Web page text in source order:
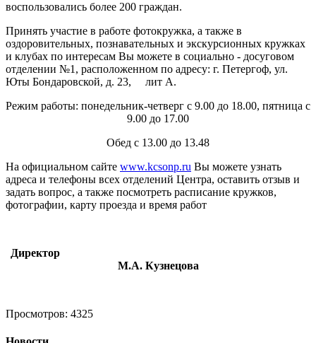
воспользовались более 200 граждан.
Принять участие в работе фотокружка, а также в
оздоровительных, познавательных и экскурсионных кружках
и клубах по интересам Вы можете в социально - досуговом
отделении №1, расположенном по адресу: г. Петергоф, ул.
Юты Бондаровской, д. 23, лит А.
Режим работы: понедельник-четверг с 9.00 до 18.00, пятница с
9.00 до 17.00
Обед с 13.00 до 13.48
На официальном сайте www.kcsonp.ru Вы можете узнать
адреса и телефоны всех отделений Центра, оставить отзыв и
задать вопрос, а также посмотреть расписание кружков,
фотографии, карту проезда и время работ
Директор
М.А. Кузнецова
Просмотров: 4325